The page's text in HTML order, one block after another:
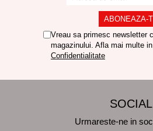
Vreau sa primesc newsletter
magazinului. Afla mai multe in
Confidentialitate
SOCIAL
Urmareste-ne in